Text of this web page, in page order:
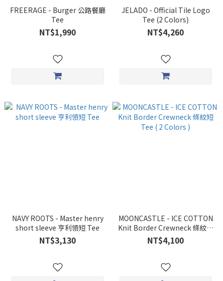
FREERAGE - Burger 公路餐廳
Tee
NT$1,990
JELADO - Official Tile Logo
Tee (2 Colors)
NT$4,260
NAVY ROOTS - Master henry
short sleeve 亨利領短 Tee
NT$3,130
MOONCASTLE - ICE COTTON
Knit Border Crewneck 條紋短
Tee ( 2 Colors )
NT$4,100